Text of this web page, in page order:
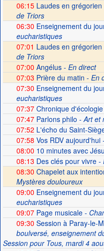
06:15Laudes en grégorien
de Triors
06:30 Enseignement du
eucharistiques
07:01 Laudes en grégorien
de Triors
07:00 Angélus - En direct
07:03 Prière du matin - En
07:30 Enseignement du
eucharistiques
07:37Chronique
07:47Parlons philo - Art et
07:52 L'écho du Saint-
07:58 Vos RDV aujourd'hui
08:00 10 minutes avec
08:13 Des clés pour vivre-
08:30 Chapelet aux
Mystères douloureux
09:00 Enseignement du
eucharistiques
09:07Page musicale-
09:30 Session à Paray-le-
boulversé, enseignement
Session pour Tous, mardi 4